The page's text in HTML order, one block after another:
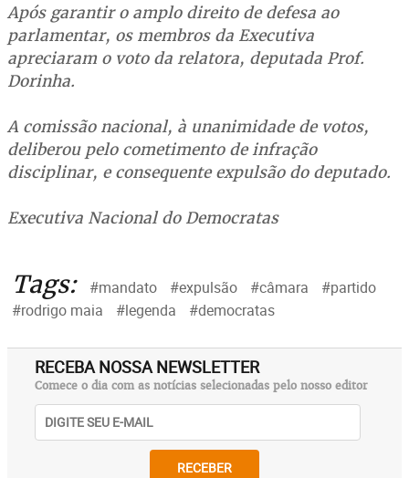
Após garantir o amplo direito de defesa ao
parlamentar, os membros da Executiva
apreciaram o voto da relatora, deputada Prof.
Dorinha.
A comissão nacional, à unanimidade de votos,
deliberou pelo cometimento de infração
disciplinar, e consequente expulsão do deputado.
Executiva Nacional do Democratas
Tags: #mandato #expulsão #câmara
#partido
#rodrigo maia
#legenda #democratas
RECEBA NOSSA NEWSLETTER
Comece o dia com as notícias selecionadas pelo nosso editor
RECEBER